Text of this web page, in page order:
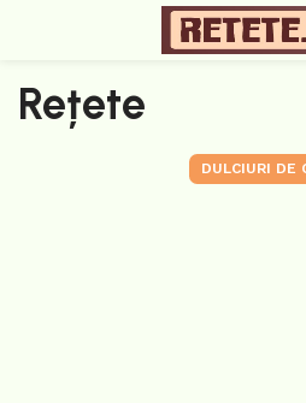
Rețete
DULCIURI DE